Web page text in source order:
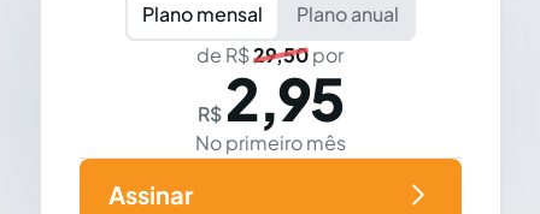
Plano mensal
Plano anual
de R$29,50por
R$ 2,95
No primeiro mês
Assinar